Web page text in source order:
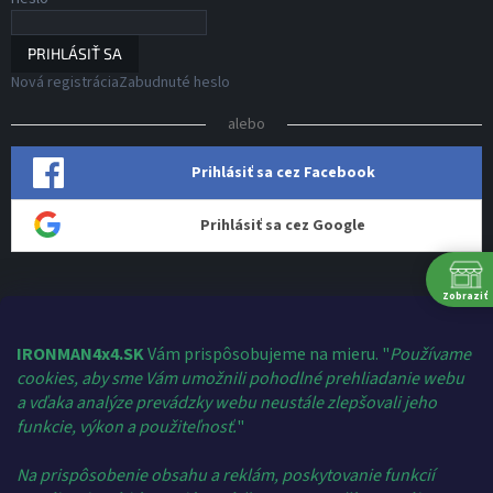
IRONMAN4x4.SKVám prispôsobujeme na mieru. "Používame
cookies, aby sme Vám umožnili pohodlné prehliadanie webu
a vďaka analýze prevádzky webu neustále zlepšovali jeho
funkcie, výkon a použiteľnosť."
Na prispôsobenie obsahu a reklám, poskytovanie funkcií
PRIHLÁSIŤ SA
Nová registráciaZabudnuté heslo
alebo
Prihlásiť sa cez Facebook
Prihlásiť sa cez Google
shop@ironman4x4.sk
+421 910 124 459
Ironman 4x4 Slovakia
+421 910 124 459
Zobraziť